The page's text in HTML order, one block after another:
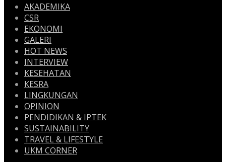
AKADEMIKA
CSR
EKONOMI
GALERI
HOT NEWS
INTERVIEW
KESEHATAN
KESRA
LINGKUNGAN
OPINION
PENDIDIKAN & IPTEK
SUSTAINABILITY
TRAVEL & LIFESTYLE
UKM CORNER